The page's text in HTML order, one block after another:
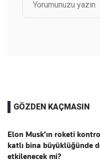
GÖZDEN KAÇMASIN
Elon Musk’ın roketi
katlı bina büyüklüğünde
etkilenecek mi?